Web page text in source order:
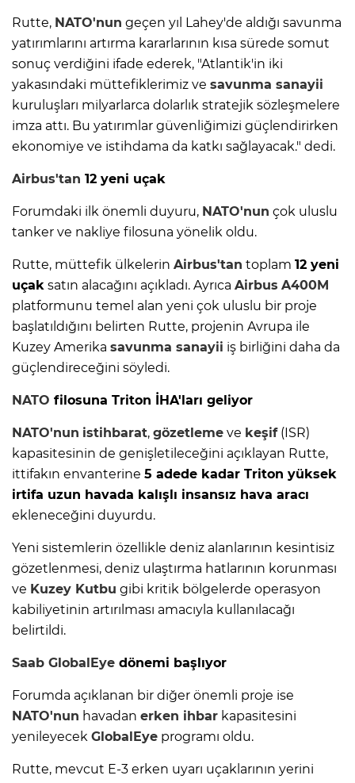
Rutte, NATO'nun geçen yıl Lahey'de aldığı savunma
yatırımlarını artırma kararlarının kısa sürede somut
sonuç verdiğini ifade ederek, "Atlantik'in iki
yakasındaki müttefiklerimiz ve savunma sanayii
kuruluşları milyarlarca dolarlık stratejik sözleşmelere
imza attı. Bu yatırımlar güvenliğimizi güçlendirirken
ekonomiye ve istihdama da katkı sağlayacak." dedi.
Airbus'tan 12 yeni uçak
Forumdaki ilk önemli duyuru, NATO'nun çok uluslu
tanker ve nakliye filosuna yönelik oldu.
Rutte, müttefik ülkelerin Airbus'tan toplam 12 yeni
uçak satın alacağını açıkladı. Ayrıca Airbus A400M
platformunu temel alan yeni çok uluslu bir proje
başlatıldığını belirten Rutte, projenin Avrupa ile
Kuzey Amerika savunma sanayii iş birliğini daha da
güçlendireceğini söyledi.
NATO filosuna Triton İHA'ları geliyor
NATO'nun istihbarat, gözetleme ve keşif(ISR)
kapasitesinin de genişletileceğini açıklayan Rutte,
ittifakın envanterine 5 adede kadar Triton yüksek
irtifa uzun havada kalışlı insansız hava aracı
ekleneceğini duyurdu.
Yeni sistemlerin özellikle deniz alanlarının kesintisiz
gözetlenmesi, deniz ulaştırma hatlarının korunması
ve Kuzey Kutbu gibi kritik bölgelerde operasyon
kabiliyetinin artırılması amacıyla kullanılacağı
belirtildi.
Saab GlobalEye dönemi başlıyor
Forumda açıklanan bir diğer önemli proje ise
NATO'nun havadan erken ihbar kapasitesini
yenileyecek GlobalEye programı oldu.
Rutte, mevcut E-3 erken uyarı uçaklarının yerini